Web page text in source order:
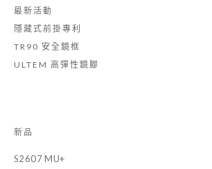
最新活動
隱藏式前掛專利
TR90 安全鏡框
ULTEM 高彈性鏡腳
新品
S2607 MU+